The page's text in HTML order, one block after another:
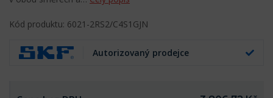
Kód produktu: 6021-2RS2/C4S1GJN
Autorizovaný prodejce